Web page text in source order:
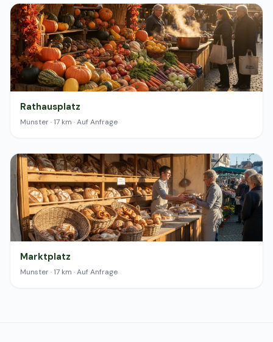
Rathausplatz
Munster · 17 km · Auf Anfrage
Marktplatz
Munster · 17 km · Auf Anfrage